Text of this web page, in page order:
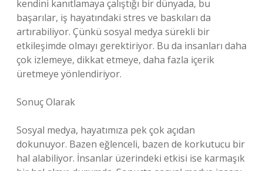
kendini kanıtlamaya çalıştığı bir dünyada, bu
başarılar, iş hayatındaki stres ve baskıları da
artırabiliyor. Çünkü sosyal medya sürekli bir
etkileşimde olmayı gerektiriyor. Bu da insanları daha
çok izlemeye, dikkat etmeye, daha fazla içerik
üretmeye yönlendiriyor.
Sonuç Olarak
Sosyal medya, hayatımıza pek çok açıdan
dokunuyor. Bazen eğlenceli, bazen de korkutucu bir
hal alabiliyor. İnsanlar üzerindeki etkisi ise karmaşık